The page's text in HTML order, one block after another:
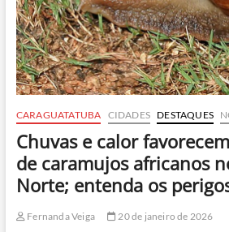
impróprias
no
feriado
de
25
de
janeiro
CARAGUATATUBA CIDADES DESTAQUES
Chuvas e calor
de caramujos africanos
Norte; entenda os
Fernanda Veiga
20 de janeiro de 2026